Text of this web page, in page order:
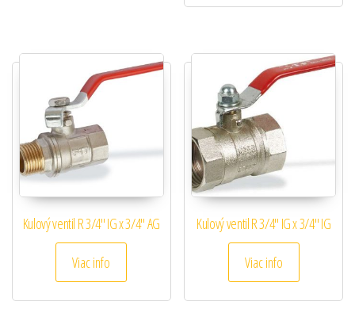
Kulový ventil R 3/4″ IG x 3/4″ AG
Viac info
Kulový ventil R 3/4″ IG x 3/4″ IG
Viac info